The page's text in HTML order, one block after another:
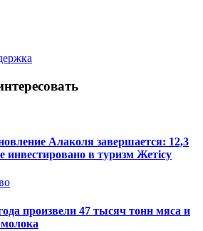
Алаколя завершается: 12,3
инвестировано в туризм Жетісу
произвели 47 тысяч тонн мяса и